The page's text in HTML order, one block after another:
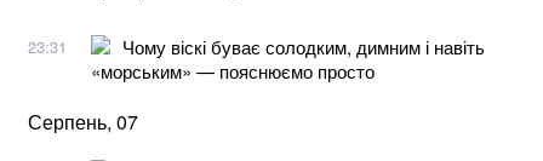
23:31
Чому віскі буває солодким, димним і навіть
«морським» — пояснюємо просто
Серпень, 07